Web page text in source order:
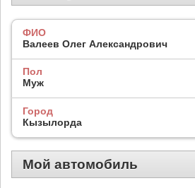
ФИО
Валеев Олег Александрович
Пол
Муж
Город
Кызылорда
Мой автомобиль